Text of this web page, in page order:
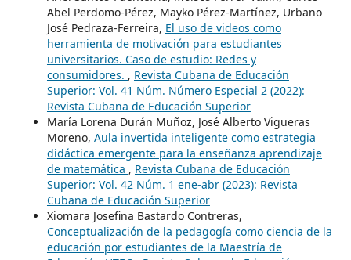
Abel Perdomo-Pérez, Mayko Pérez-Martínez, Urbano
José Pedraza-Ferreira, El uso de videos como
herramienta de motivación para estudiantes
universitarios. Caso de estudio: Redes y
consumidores. , Revista Cubana de Educación
Superior: Vol. 41 Núm. Número Especial 2 (2022):
Revista Cubana de Educación Superior
María Lorena Durán Muñoz, José Alberto Vigueras
Moreno, Aula invertida inteligente como estrategia
didáctica emergente para la enseñanza aprendizaje
de matemática , Revista Cubana de Educación
Superior: Vol. 42 Núm. 1 ene-abr (2023): Revista
Cubana de Educación Superior
Xiomara Josefina Bastardo Contreras,
Conceptualización de la pedagogía como ciencia de la
educación por estudiantes de la Maestría de